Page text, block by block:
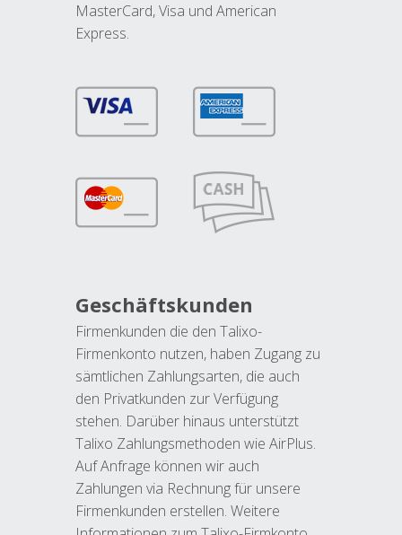
MasterCard, Visa und American
Express.
Geschäftskunden
Firmenkunden die den Talixo-
Firmenkonto nutzen, haben Zugang zu
sämtlichen Zahlungsarten, die auch
den Privatkunden zur Verfügung
stehen. Darüber hinaus unterstützt
Talixo Zahlungsmethoden wie AirPlus.
Auf Anfrage können wir auch
Zahlungen via Rechnung für unsere
Firmenkunden erstellen. Weitere